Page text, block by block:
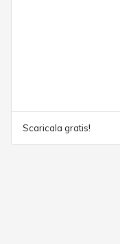
Scaricala gratis!